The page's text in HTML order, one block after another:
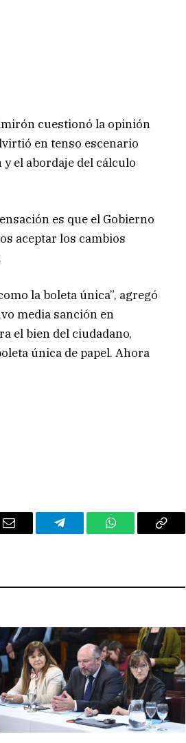
cuestionó la opinión
en tenso escenario
el abordaje del cálculo
es que el Gobierno
aceptar los cambios
la boleta única”, agregó
media sanción en
el bien del ciudadano,
única de papel. Ahora
Email Telegram WhatsAppCopy